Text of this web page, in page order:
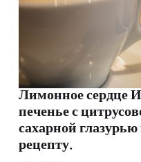
Лимонное сердце
печенье с
сахарной
рецепту.